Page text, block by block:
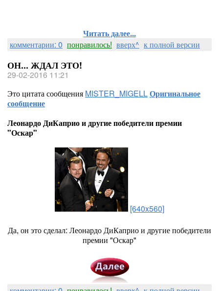
Читать далее...
комментарии: 0 понравилось! вверх^ к полной версии
ОН... ЖДАЛ ЭТО!
29-02-2016 11:21
Это цитата сообщения MISTER_MIGELLОригинальное
сообщение
Леонардо ДиКаприо и другие победители премии
"Оскар"
[640x560]
Да, он это сделал: Леонардо ДиКаприо и другие победители
премии "Оскар"